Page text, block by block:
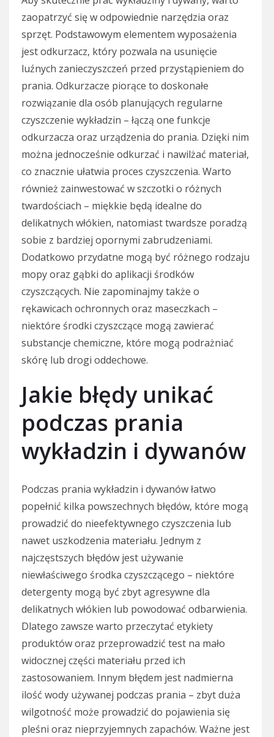
zaopatrzyć się w odpowiednie narzędzia oraz
sprzęt. Podstawowym elementem wyposażenia
jest odkurzacz, który pozwala na usunięcie
luźnych zanieczyszczeń przed przystąpieniem do
prania. Odkurzacze piorące to doskonałe
rozwiązanie dla osób planujących regularne
czyszczenie wykładzin – łączą one funkcje
odkurzacza oraz urządzenia do prania. Dzięki nim
można jednocześnie odkurzać i nawilżać materiał,
co znacznie ułatwia proces czyszczenia. Warto
również zainwestować w szczotki o różnych
twardościach – miękkie będą idealne do
delikatnych włókien, natomiast twardsze poradzą
sobie z bardziej opornymi zabrudzeniami.
Dodatkowo przydatne mogą być różnego rodzaju
mopy oraz gąbki do aplikacji środków
czyszczących. Nie zapominajmy także o
rękawicach ochronnych oraz maseczkach –
niektóre środki czyszczące mogą zawierać
substancje chemiczne, które mogą podrażniać
skórę lub drogi oddechowe.
Jakie błędy unikać
podczas prania
wykładzin i dywanów
Podczas prania wykładzin i dywanów łatwo
popełnić kilka powszechnych błędów, które mogą
prowadzić do nieefektywnego czyszczenia lub
nawet uszkodzenia materiału. Jednym z
najczęstszych błędów jest używanie
niewłaściwego środka czyszczącego – niektóre
detergenty mogą być zbyt agresywne dla
delikatnych włókien lub powodować odbarwienia.
Dlatego zawsze warto przeczytać etykiety
produktów oraz przeprowadzić test na mało
widocznej części materiału przed ich
zastosowaniem. Innym błędem jest nadmierna
ilość wody używanej podczas prania – zbyt duża
wilgotność może prowadzić do pojawienia się
pleśni oraz nieprzyjemnych zapachów. Ważne jest